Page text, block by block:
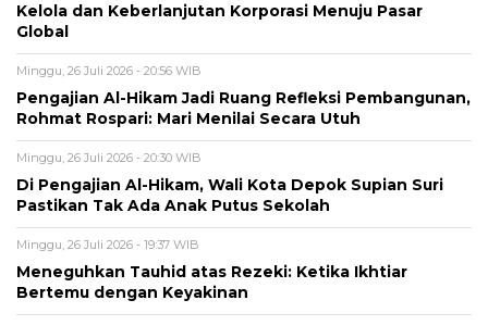
Kelola dan Keberlanjutan Korporasi Menuju Pasar
Global
Minggu, 26 Juli 2026 - 20:56 WIB
Pengajian Al-Hikam Jadi Ruang Refleksi Pembangunan,
Rohmat Rospari: Mari Menilai Secara Utuh
Minggu, 26 Juli 2026 - 20:30 WIB
Di Pengajian Al-Hikam, Wali Kota Depok Supian Suri
Pastikan Tak Ada Anak Putus Sekolah
Minggu, 26 Juli 2026 - 19:37 WIB
Meneguhkan Tauhid atas Rezeki: Ketika Ikhtiar
Bertemu dengan Keyakinan